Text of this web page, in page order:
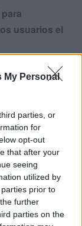
My Personal
parties, or
for
opt-out
that after your
seeing
utilized by
prior to
further
parties on the
usuarios el
como
a